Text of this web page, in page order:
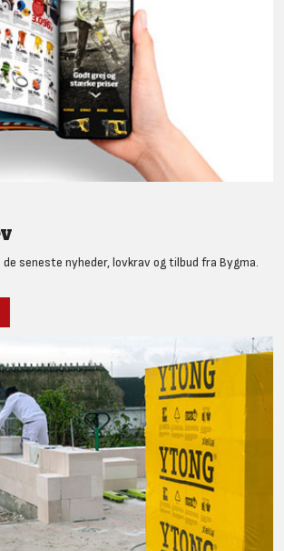
seneste nyheder, lovkrav og tilbud fra Bygma.